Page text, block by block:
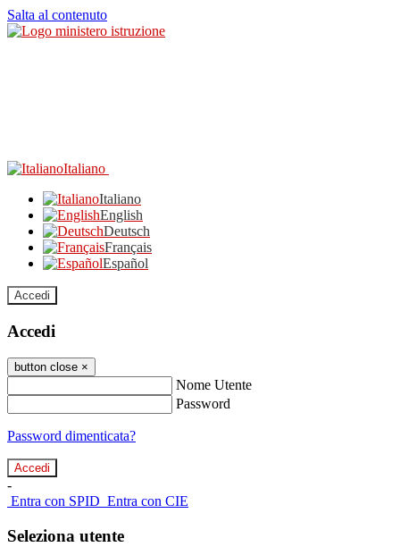
Salta al contenuto
Italiano
Italiano
English
Deutsch
Français
Español
Accedi
Accedi
button close ×
Nome Utente
Password
Password dimenticata?
-
Entra con SPID Entra con CIE
Seleziona utente